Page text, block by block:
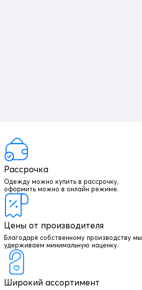
Рассрочка
Одежду можно купить в рассрочку,
оформить можно в онлайн режиме.
Цены от производителя
Благодаря собственному производству мы
удерживаем минимальную наценку.
Широкий ассортимент